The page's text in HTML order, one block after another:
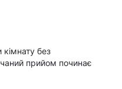
без
прийом починає